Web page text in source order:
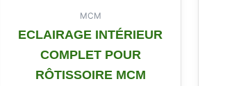
MCM
ECLAIRAGE INTÉRIEUR
COMPLET POUR
RÔTISSOIRE MCM